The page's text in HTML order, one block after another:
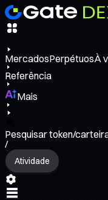
MercadosPerpétuosÀ
Referência
Mais
Pesquisar token/
/
Atividade